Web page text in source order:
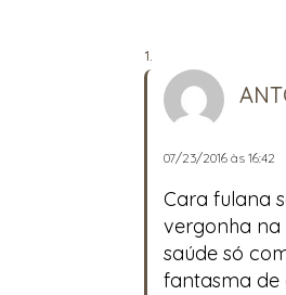
07/23/2016 às 16:42
Cara fulana
vergonha na
saúde só
fantasma de